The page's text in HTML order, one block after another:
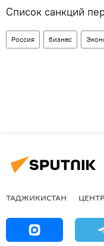
Список санкций
Россия бизнес
ТАДЖИКИСТАН